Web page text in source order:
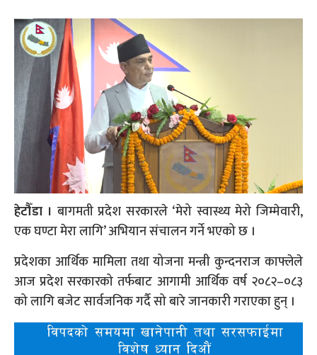
हेटौँडा । बागमती प्रदेश सरकारले ‘मेरो स्वास्थ्य मेरो जिम्मेवारी,
एक घण्टा मेरा लागि’ अभियान संचालन गर्ने भएको छ ।
प्रदेशका आर्थिक मामिला तथा योजना मन्त्री कुन्दनराज काफ्लेले
आज प्रदेश सरकारको तर्फबाट आगामी आर्थिक वर्ष २०८२–०८३
को लागि बजेट सार्वजनिक गर्दै सो बारे जानकारी गराएका हुन् ।